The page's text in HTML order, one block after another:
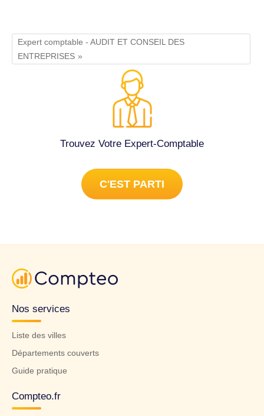
Expert comptable - AUDIT ET CONSEIL DES
ENTREPRISES
Trouvez Votre Expert-Comptable
C'EST PARTI
Nos services
Liste des villes
Départements couverts
Guide pratique
Compteo.fr